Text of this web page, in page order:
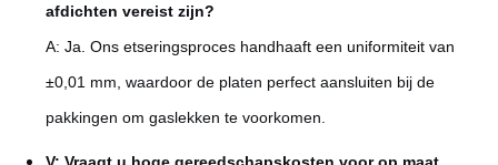
afdichten vereist zijn?
A: Ja. Ons etseringsproces handhaaft een uniformiteit van
±0,01 mm, waardoor de platen perfect aansluiten bij de
pakkingen om gaslekken te voorkomen.